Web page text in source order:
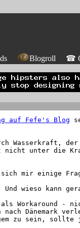
Blogroll ☎
auf Fefe's Blog
unter die
mir einige
wieso kann
Workaround -
nach
zu sein,